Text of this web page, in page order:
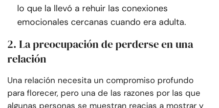
lo que la llevó a rehuir las conexiones
emocionales cercanas cuando era adulta.
2. La preocupación de perderse en una
relación
Una relación necesita un compromiso profundo
para florecer, pero una de las razones por las que
algunas personas se muestran reacias a mostrar y